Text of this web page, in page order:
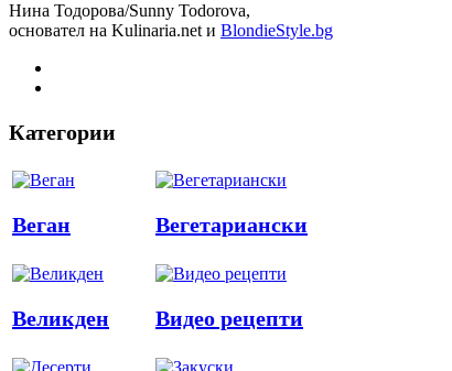
Нина Тодорова/Sunny Todorova,
основател на Kulinaria.net и BlondieStyle.bg
Категории
Веган Вегетариански
Великден Видео рецепти